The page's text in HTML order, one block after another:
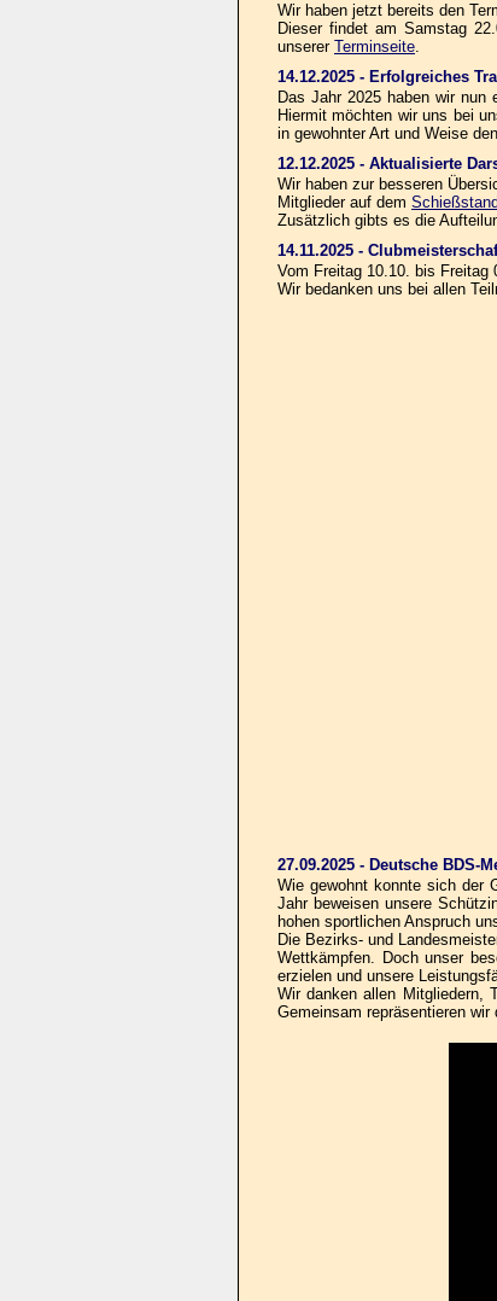
Wir haben jetzt bereits den
Dieser findet am Samstag
unserer Terminseite.
14.12.2025 - Erfolgreiches
Das Jahr 2025 haben wir nun
Hiermit möchten wir uns bei
in gewohnter Art und Weise
12.12.2025 - Aktualisierte
Wir haben zur besseren
Mitglieder auf dem
Zusätzlich gibts es die
14.11.2025 -
Vom Freitag 10.10. bis Freitag
Wir bedanken uns bei allen
27.09.2025 - Deutsche BDS-
Wie gewohnt konnte sich der
Jahr beweisen unsere
hohen sportlichen Anspruch
Die Bezirks- und
Wettkämpfen. Doch unser
erzielen und unsere
Wir danken allen Mitgliedern,
Gemeinsam repräsentieren